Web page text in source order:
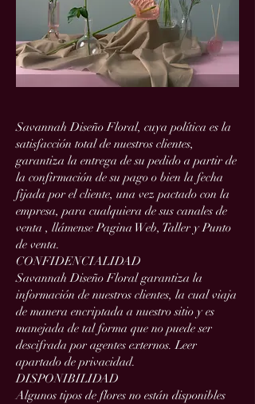
Savannah Diseño Floral, cuya política es la
satisfacción total de nuestros clientes,
garantiza la entrega de su pedido a partir de
la confirmación de su pago o bien la fecha
fijada por el cliente, una vez pactado con la
empresa, para cualquiera de sus canales de
venta , llámense Pagina Web, Taller y Punto
de venta.
CONFIDENCIALIDAD
Savannah Diseño Floral garantiza la
información de nuestros clientes, la cual viaja
de manera encriptada a nuestro sitio y es
manejada de tal forma que no puede ser
descifrada por agentes externos. Leer
apartado de privacidad.
DISPONIBILIDAD
Algunos tipos de flores no están disponibles